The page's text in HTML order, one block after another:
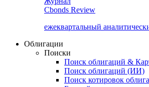
Cbonds Review
ежеквартальный
Облигации
Поиски
Поиск облигаций &
Поиск облигаций (ИИ)
Поиск котировок